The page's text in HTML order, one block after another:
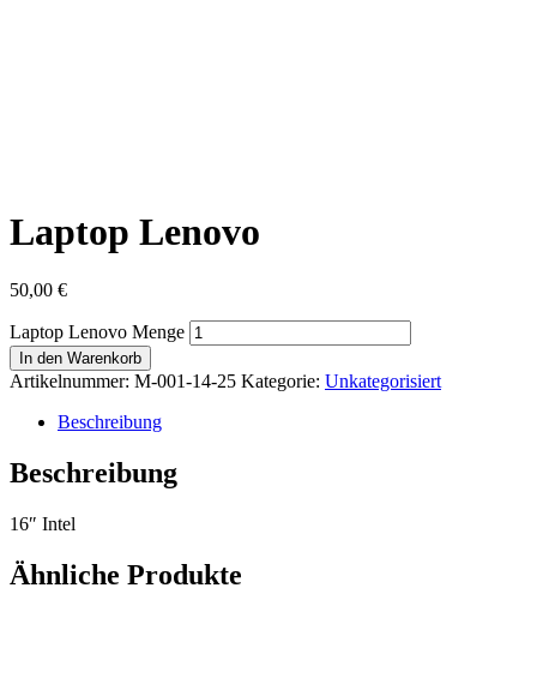
Laptop Lenovo
50,00 €
Laptop Lenovo Menge
In den Warenkorb
Artikelnummer: M-001-14-25 Kategorie: Unkategorisiert
Beschreibung
Beschreibung
16″ Intel
Ähnliche Produkte